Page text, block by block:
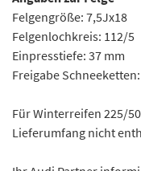
Felgengröße: 7,5Jx18
Felgenlochkreis: 112/5
Einpresstiefe: 37 mm
Freigabe
Für Winterreifen 225/50
Lieferumfang nicht